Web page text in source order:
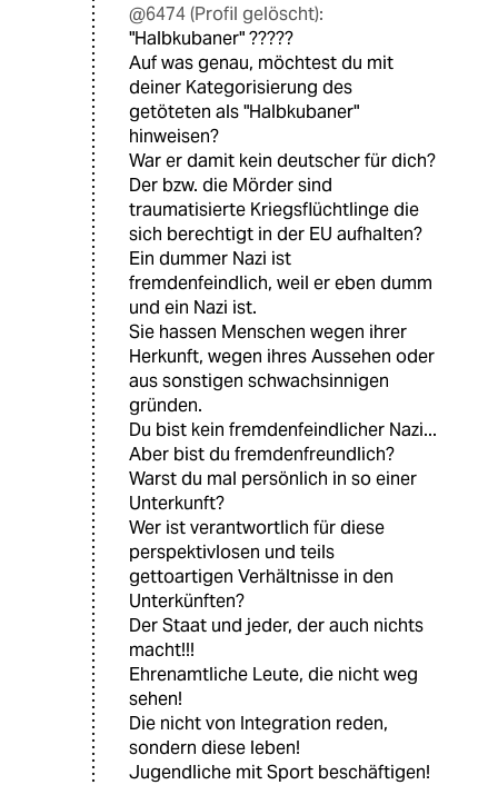
@6474 (Profil gelöscht):
"Halbkubaner" ?????
Auf was genau, möchtest du mit
deiner Kategorisierung des
getöteten als "Halbkubaner"
hinweisen?
War er damit kein deutscher für dich?
Der bzw. die Mörder sind
traumatisierte Kriegsflüchtlinge die
sich berechtigt in der EU aufhalten?
Ein dummer Nazi ist
fremdenfeindlich, weil er eben dumm
und ein Nazi ist.
Sie hassen Menschen wegen ihrer
Herkunft, wegen ihres Aussehen oder
aus sonstigen schwachsinnigen
gründen.
Du bist kein fremdenfeindlicher Nazi...
Aber bist du fremdenfreundlich?
Warst du mal persönlich in so einer
Unterkunft?
Wer ist verantwortlich für diese
perspektivlosen und teils
gettoartigen Verhältnisse in den
Unterkünften?
Der Staat und jeder, der auch nichts
macht!!!
Ehrenamtliche Leute, die nicht weg
sehen!
Die nicht von Integration reden,
sondern diese leben!
Jugendliche mit Sport beschäftigen!